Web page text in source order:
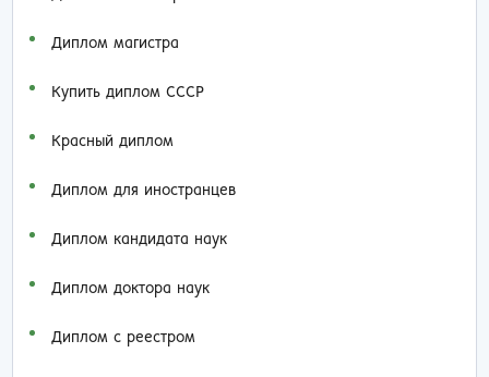
Диплом магистра
Купить диплом СССР
Красный диплом
Диплом для иностранцев
Диплом кандидата наук
Диплом доктора наук
Диплом с реестром